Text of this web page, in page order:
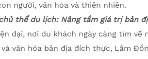
người, văn hóa và thiên nhiên.
thể du lịch: Nâng tầm giá trị bản
đại, nơi du khách ngày càng tìm về
văn hóa bản địa đích thực, Lâm